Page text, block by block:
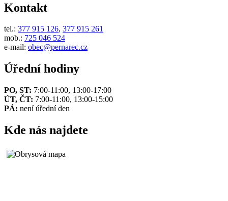
Kontakt
tel.: 377 915 126, 377 915 261
mob.: 725 046 524
e-mail: obec@pernarec.cz
Úřední hodiny
PO, ST: 7:00-11:00, 13:00-17:00
ÚT, ČT: 7:00-11:00, 13:00-15:00
PÁ: není úřední den
Kde nás najdete